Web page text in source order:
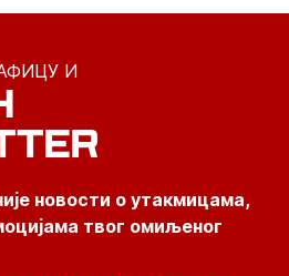
И
новости о утакмицама,
твог омиљеног